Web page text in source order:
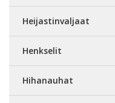
Heijastinvaljaat
Henkselit
Hihanauhat